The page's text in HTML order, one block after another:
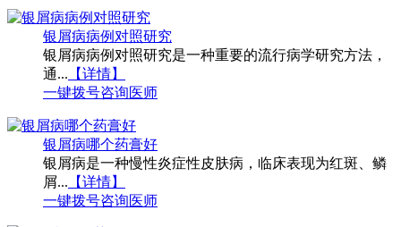
银屑病病例对照研究
银屑病病例对照研究是一种重要的流行病学研究方法，
通... 【详情】
一键拨号咨询医师
银屑病哪个药膏好
银屑病是一种慢性炎症性皮肤病，临床表现为红斑、鳞
屑... 【详情】
一键拨号咨询医师